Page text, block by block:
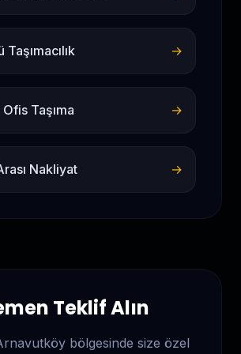
→
Taşıma →
Nakliyat →
Teklif Alın
bölgesinde size özel